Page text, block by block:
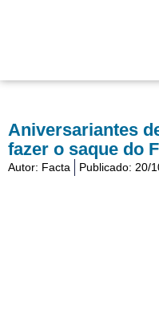
Aniversariantes
fazer o saque do
Autor: Facta Publicado: 20/